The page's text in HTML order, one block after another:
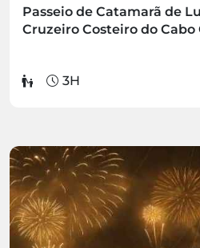
Passeio de Catamarã de
Cruzeiro Costeiro do Cabo
3H